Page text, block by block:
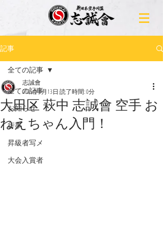
記事
全ての記事
お知らせ
行事
昇級者写メ
大会入賞者
全ての記事
大田区 萩中 志誠會 空手 お
ねえちゃん入門！
志誠會
2025年4月13日 読了時間: 0分